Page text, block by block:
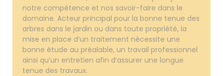
notre compétence et nos savoir-faire dans le
domaine. Acteur principal pour la bonne tenue des
arbres dans le jardin ou dans toute propriété, la
mise en place d’un traitement nécessite une
bonne étude au préalable, un travail professionnel
ainsi qu’un entretien afin d’assurer une longue
tenue des travaux.